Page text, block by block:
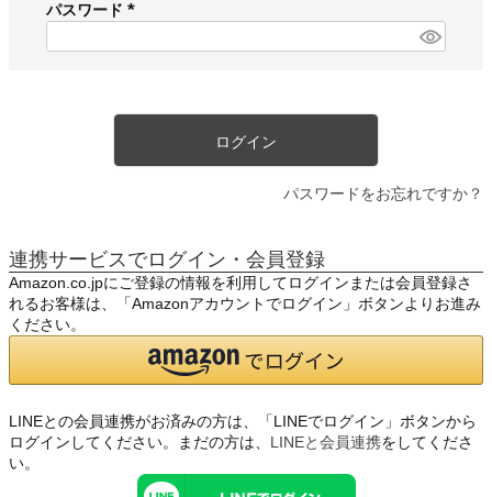
)
パスワード
必
ログイン
パスワードをお忘れですか？
連携サービスでログイン・会員登録
Amazon.co.jpにご登録の情報を利用してログインまたは会員登録さ
れるお客様は、「Amazonアカウントでログイン」ボタンよりお進み
ください。
LINEとの会員連携がお済みの方は、「LINEでログイン」ボタンから
ログインしてください。まだの方は、 LINEと会員連携をしてくださ
い。